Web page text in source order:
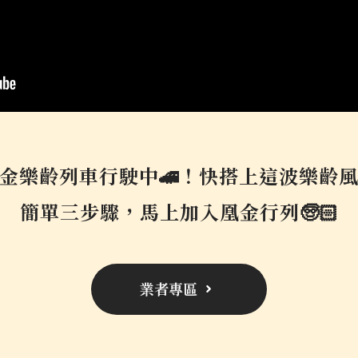
樂齡列車行駛中🚄！快搭上這波樂齡
簡單三步驟，馬上加入凰金行列🧓🏻
業者專區